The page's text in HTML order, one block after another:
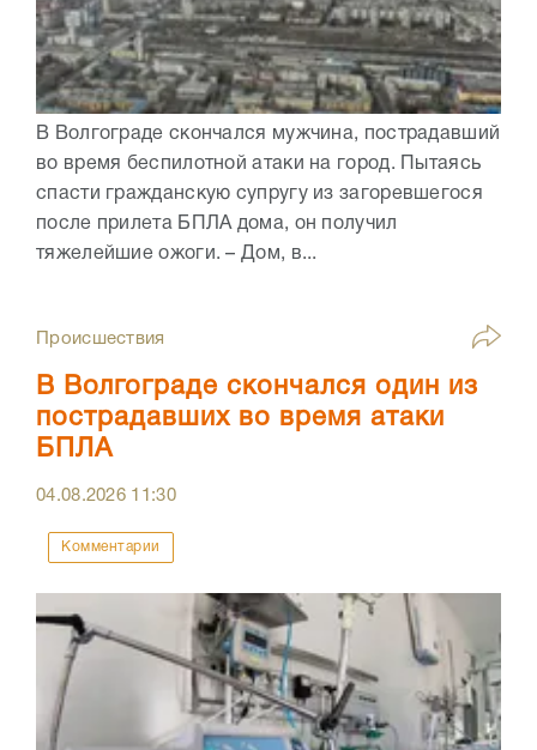
В Волгограде скончался мужчина, пострадавший
во время беспилотной атаки на город. Пытаясь
спасти гражданскую супругу из загоревшегося
после прилета БПЛА дома, он получил
тяжелейшие ожоги. – Дом, в...
Происшествия
В Волгограде скончался один из
пострадавших во время атаки
БПЛА
04.08.2026 11:30
Комментарии